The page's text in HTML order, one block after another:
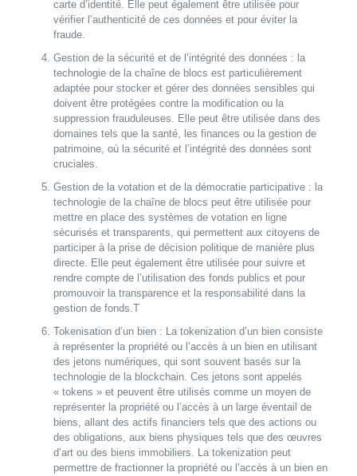
carte d’identité. Elle peut également être utilisée pour
vérifier l’authenticité de ces données et pour éviter la
fraude.
Gestion de la sécurité et de l’intégrité des données : la
technologie de la chaîne de blocs est particulièrement
adaptée pour stocker et gérer des données sensibles qui
doivent être protégées contre la modification ou la
suppression frauduleuses. Elle peut être utilisée dans des
domaines tels que la santé, les finances ou la gestion de
patrimoine, où la sécurité et l’intégrité des données sont
cruciales.
Gestion de la votation et de la démocratie participative : la
technologie de la chaîne de blocs peut être utilisée pour
mettre en place des systèmes de votation en ligne
sécurisés et transparents, qui permettent aux citoyens de
participer à la prise de décision politique de manière plus
directe. Elle peut également être utilisée pour suivre et
rendre compte de l’utilisation des fonds publics et pour
promouvoir la transparence et la responsabilité dans la
gestion de fonds.T
Tokenisation d’un bien : La tokenization d’un bien consiste
à représenter la propriété ou l’accès à un bien en utilisant
des jetons numériques, qui sont souvent basés sur la
technologie de la blockchain. Ces jetons sont appelés
« tokens » et peuvent être utilisés comme un moyen de
représenter la propriété ou l’accès à un large éventail de
biens, allant des actifs financiers tels que des actions ou
des obligations, aux biens physiques tels que des œuvres
d’art ou des biens immobiliers. La tokenization peut
permettre de fractionner la propriété ou l’accès à un bien en